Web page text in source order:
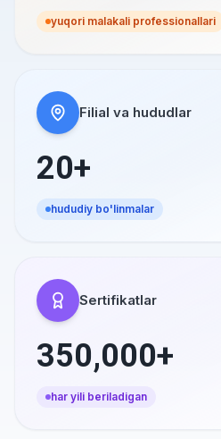
yuqori malakali professionallari
Filial va hududlar
20+
hududiy bo'linmalar
Sertifikatlar
350,000+
har yili beriladigan